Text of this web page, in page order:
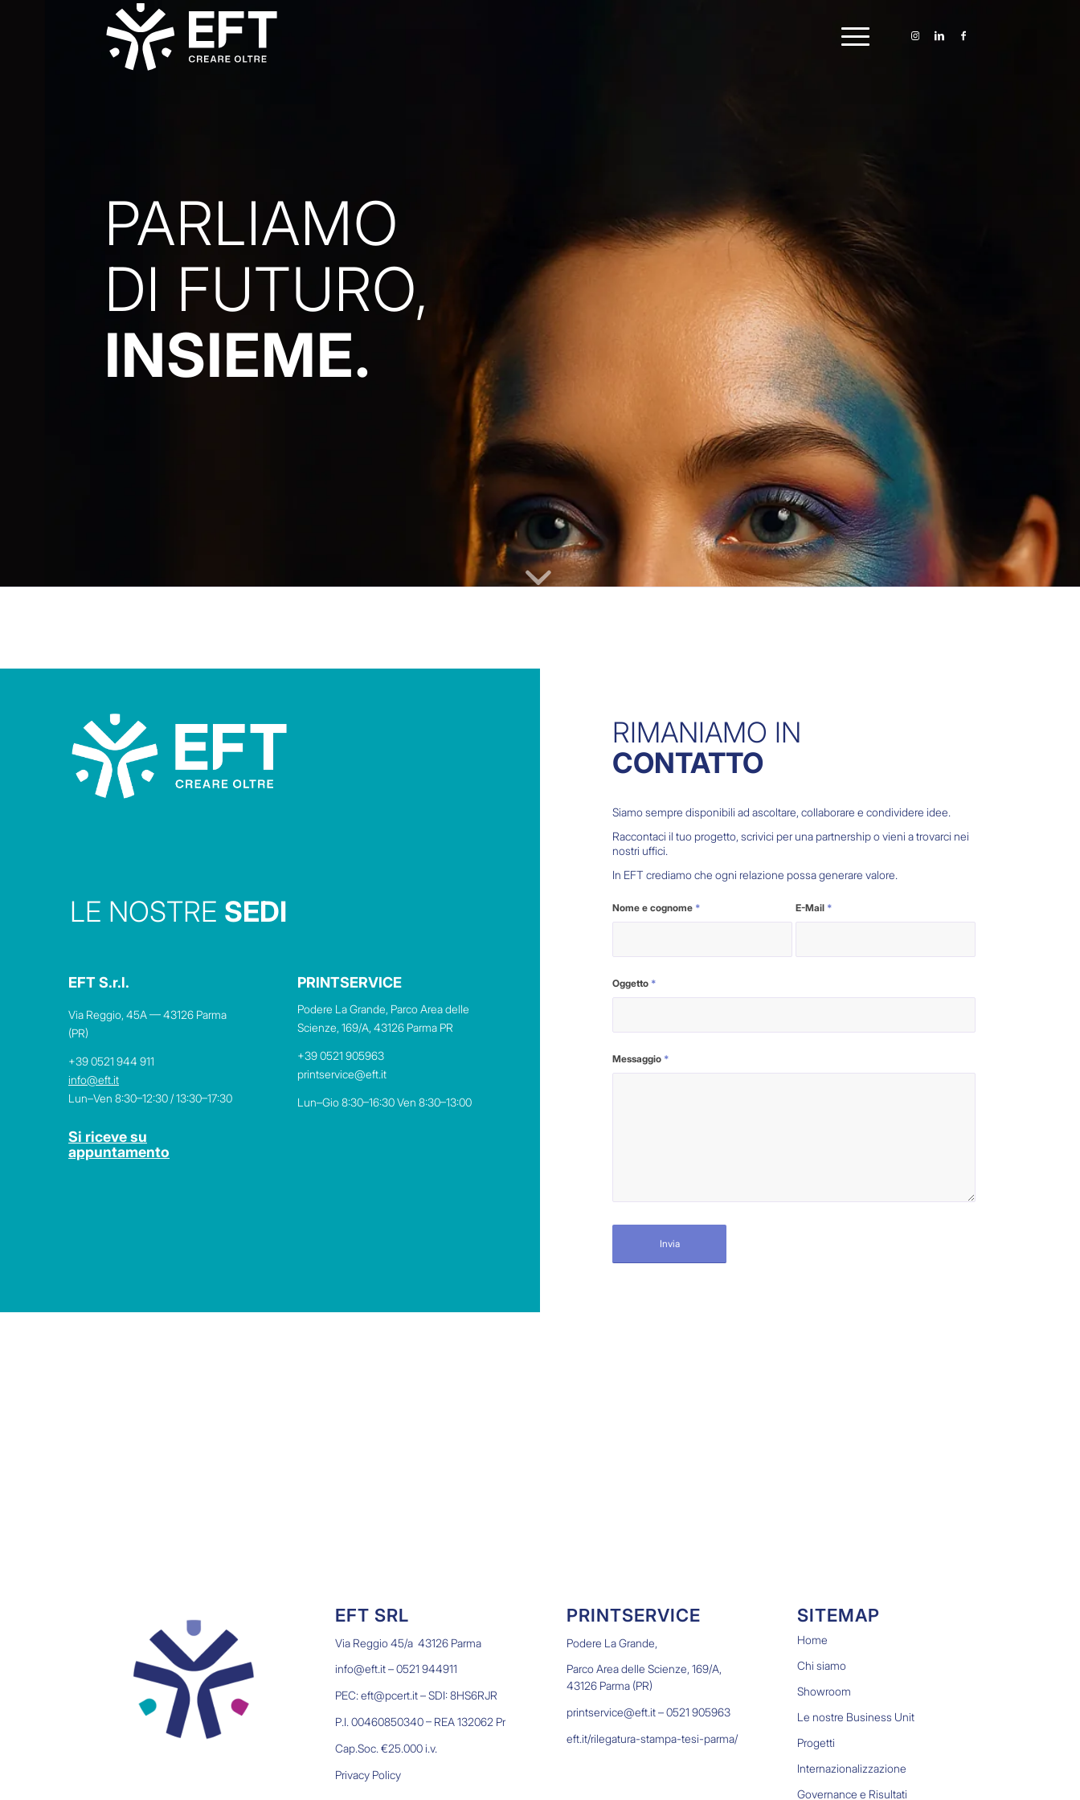
PARLIAMO
DI FUTURO,
INSIEME.
LE NOSTRE SEDI
EFT S.r.l.
Via Reggio, 45A — 43126 Parma
(PR)
+39 0521 944 911
info@eft.it
Lun–Ven 8:30–12:30 / 13:30–17:30
Si riceve su
appuntamento
PRINTSERVICE
Podere La Grande, Parco Area delle
Scienze, 169/A, 43126 Parma PR
+39 0521 905963
printservice@eft.it
Lun–Gio 8:30–16:30 Ven 8:30–13:00
RIMANIAMO IN
CONTATTO
Siamo sempre disponibili ad ascoltare, collaborare e condividere idee.
Raccontaci il tuo progetto, scrivici per una partnership o vieni a trovarci nei
nostri uffici.
In EFT crediamo che ogni relazione possa generare valore.
Nome e cognome * E-Mail *
Oggetto *
Messaggio *
EFT SRL
Via Reggio 45/a 43126 Parma
info@eft.it – 0521 944911
PEC: eft@pcert.it – SDI: 8HS6RJR
P.I. 00460850340 – REA 132062 Pr
Cap.Soc. €25.000 i.v.
Privacy Policy
PRINTSERVICE
Podere La Grande,
Parco Area delle Scienze, 169/A,
43126 Parma (PR)
printservice@eft.it – 0521 905963
eft.it/rilegatura-stampa-tesi-parma/
SITEMAP
Home
Chi siamo
Showroom
Le nostre Business Unit
Progetti
Internazionalizzazione
Governance e Risultati